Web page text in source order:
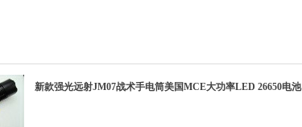
新款强光远射JM07战术手电筒美国MCE大功率LED 26650电池